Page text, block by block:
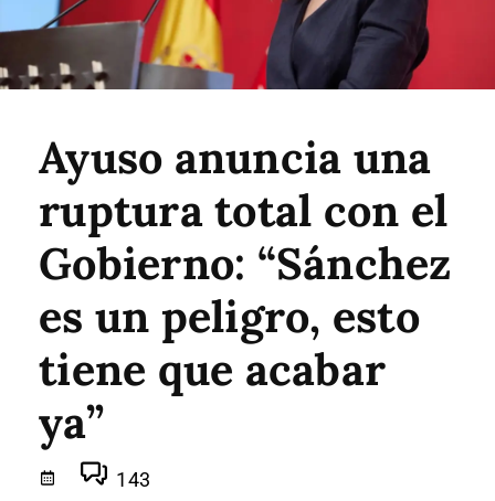
Ayuso anuncia una
ruptura total con el
Gobierno: “Sánchez
es un peligro, esto
tiene que acabar
ya”
143